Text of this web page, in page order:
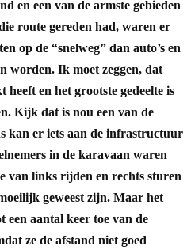
en een van de armste gebieden
route gereden had, waren er
op de “snelweg” dan auto’s en
worden. Ik moet zeggen, dat
en het grootste gedeelte is
Kijk dat is nou een van de
kan er iets aan de infrastructuur
in de karavaan waren
van links rijden en rechts sturen
geweest zijn. Maar het
aantal keer toe van de
ze de afstand niet goed